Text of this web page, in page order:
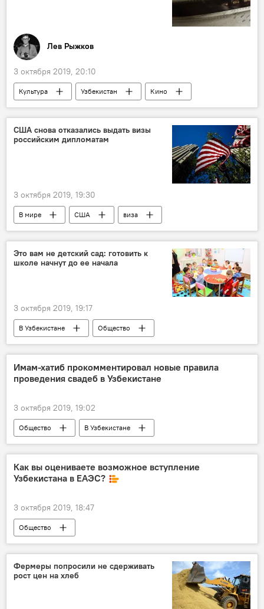
Лев Рыжков
3 октября 2019, 20:10
Культура Узбекистан
Кино
кинематограф
Россия
США снова отказались выдать визы
российским дипломатам
3 октября 2019, 19:30
В мире США
виза
дипломаты
дипломат
Россия
Это вам не детский сад: готовить к
школе начнут до ее начала
3 октября 2019, 19:17
В Узбекистане
Общество
Узбекистан
Постановление
Имам-хатиб прокомментировал новые правила
проведения свадеб в Узбекистане
3 октября 2019, 19:02
Общество
В Узбекистане
Узбекистан
свадьба Самарканд
Как вы оцениваете возможное вступление
Узбекистана в ЕАЭС?
3 октября 2019, 18:47
Общество
Фермеры попросили не сдерживать
рост цен на хлеб